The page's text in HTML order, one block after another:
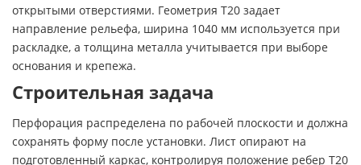
открытыми отверстиями. Геометрия Т20 задает
направление рельефа, ширина 1040 мм используется при
раскладке, а толщина металла учитывается при выборе
основания и крепежа.
Строительная задача
Перфорация распределена по рабочей плоскости и должна
сохранять форму после установки. Лист опирают на
подготовленный каркас, контролируя положение ребер Т20